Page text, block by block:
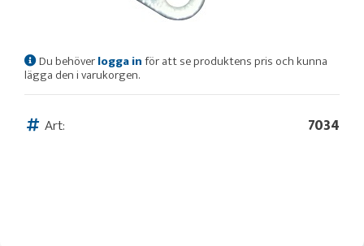
Du behöverlogga inför att se produktens pris och kunna
lägga den i varukorgen.
Art: 7034